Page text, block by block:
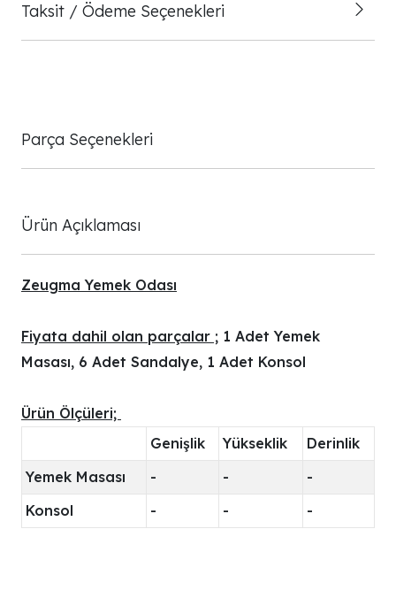
Taksit / Ödeme Seçenekleri
Parça Seçenekleri
Ürün Açıklaması
Zeugma Yemek Odası
Fiyata dahil olan parçalar ; 1 Adet Yemek
Masası, 6 Adet Sandalye, 1 Adet Konsol
Ürün Ölçüleri;
Genişlik
Yükseklik
Derinlik
Yemek Masası
- -
-
Konsol
- - -